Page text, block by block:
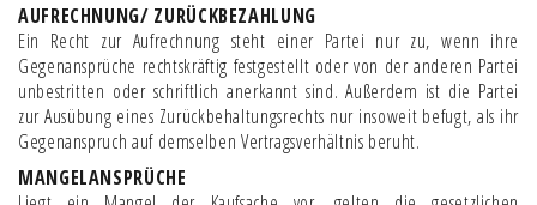
AUFRECHNUNG/ ZURÜCKBEZAHLUNG
Ein Recht zur Aufrechnung steht einer Partei nur zu, wenn ihre
Gegenansprüche rechtskräftig festgestellt oder von der anderen Partei
unbestritten oder schriftlich anerkannt sind. Außerdem ist die Partei
zur Ausübung eines Zurückbehaltungsrechts nur insoweit befugt, als ihr
Gegenanspruch auf demselben Vertragsverhältnis beruht.
MANGELANSPRÜCHE